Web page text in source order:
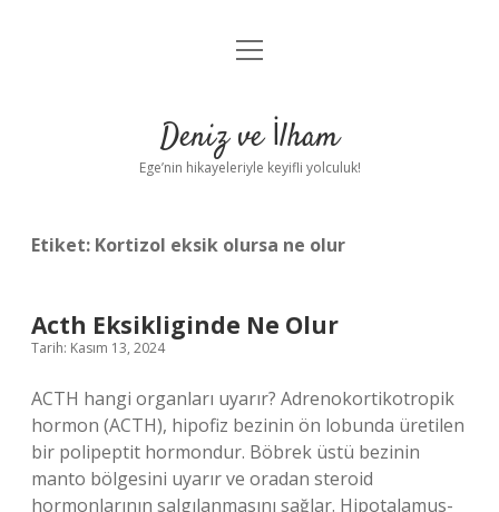
Anasayfa
Yasal Uyarı
menüyü
Deniz ve İlham
Ege’nin hikayeleriyle keyifli yolculuk!
Etiket: Kortizol eksik olursa ne olur
Acth Eksikliginde Ne Olur
Tarih: Kasım 13, 2024
ACTH hangi organları uyarır? Adrenokortikotropik
hormon (ACTH), hipofiz bezinin ön lobunda üretilen
bir polipeptit hormondur. Böbrek üstü bezinin
manto bölgesini uyarır ve oradan steroid
hormonlarının salgılanmasını sağlar. Hipotalamus-